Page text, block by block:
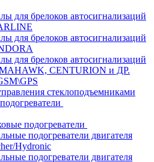
для брелоков автосигнализаций
для брелоков автосигнализаций
для брелоков автосигнализаций
CENTURION и ДР.
стеклоподъемниками
подогреватели
подогреватели двигателя
Hydronic
подогреватели двигателя